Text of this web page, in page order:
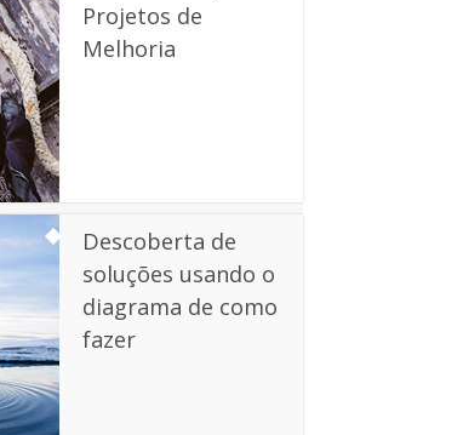
Projetos de
Melhoria
Descoberta de
soluções usando o
diagrama de como
fazer